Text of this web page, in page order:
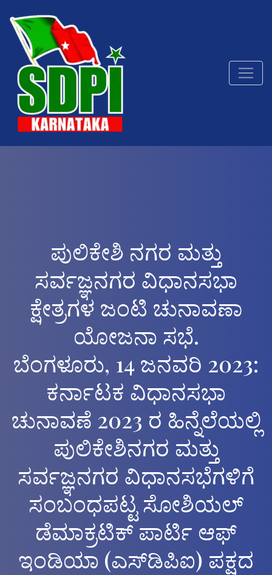
ಪುಲಿಕೇಶಿ ನಗರ ಮತ್ತು
ಸರ್ವಜ್ಞನಗರ ವಿಧಾನಸಭಾ
ಕ್ಷೇತ್ರಗಳ ಜಂಟಿ ಚುನಾವಣಾ
ಯೋಜನಾ ಸಭೆ.
ಬೆಂಗಳೂರು, 14 ಜನವರಿ 2023:
ಕರ್ನಾಟಕ ವಿಧಾನಸಭಾ
ಚುನಾವಣೆ 2023 ರ ಹಿನ್ನೆಲೆಯಲ್ಲಿ
ಪುಲಿಕೇಶಿನಗರ ಮತ್ತು
ಸರ್ವಜ್ಞನಗರ ವಿಧಾನಸಭೆಗಳಿಗೆ
ಸಂಬಂಧಪಟ್ಟ ಸೋಶಿಯಲ್
ಡೆಮಾಕ್ರಟಿಕ್ ಪಾರ್ಟಿ ಆಫ್
ಇಂಡಿಯಾ (ಎಸ್‌ಡಿಪಿಐ) ಪಕ್ಷದ